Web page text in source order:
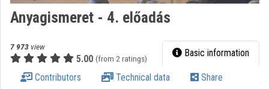
Log In
Organization discovery
Categories
Anyagismeret - 4. előadás
7 973 view
5.00 (from 2 ratings) Basic information
Contributors Technical data Share